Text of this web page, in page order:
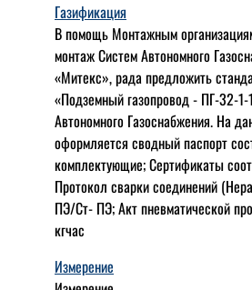
Газификация
В помощь Монтажным
монтаж Систем Автономного
«Митекс», рада предложить
«Подземный газопровод - ПГ-32-
Автономного Газоснабжения. На
оформляется сводный паспорт
комплектующие;Сертификаты
Протокол сварки соединений
ПЭ/Ст- ПЭ;Акт пневматической
кгчас
Измерение